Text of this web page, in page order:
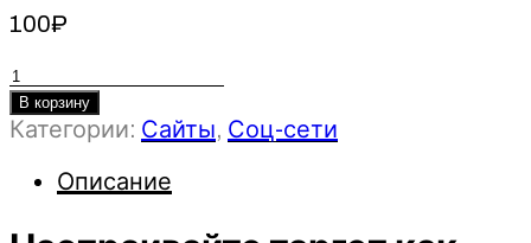
100₽
Количество
товара
Настраивайте
как
В корзину
Категории: Сайты, Соц-сети
Описание